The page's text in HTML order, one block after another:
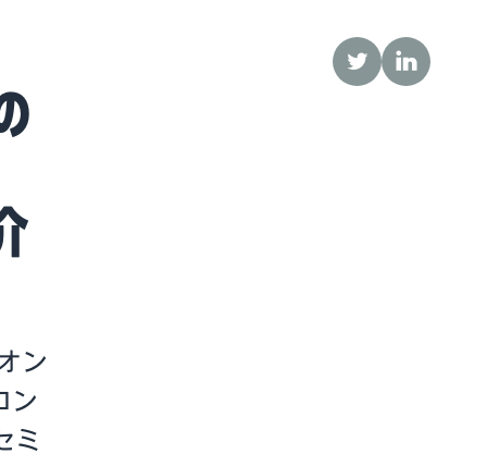
TwitterLinkedIn
ン
ン
ミ